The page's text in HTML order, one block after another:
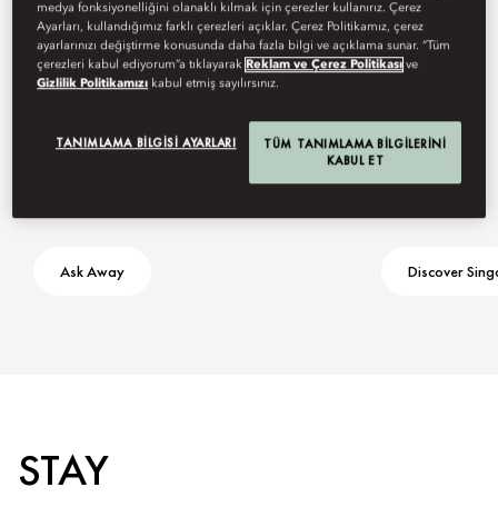
Ask Away Discover
STAY
medya fonksiyonelliğini olanaklı kılmak için çerezler kullanırız. Çerez
Ayarları, kullandığımız farklı çerezleri açıklar. Çerez Politikamız, çerez
ayarlarınızı değiştirme konusunda daha fazla bilgi ve açıklama sunar. “Tüm
çerezleri kabul ediyorum”a tıklayarak Reklam ve Çerez Politikası ve
Gizlilik Politikamızı kabul etmiş sayılırsınız.
TANIMLAMA BILGISI AYARLARI
TÜM TANIMLAMA BILGILERINI
KABUL ET